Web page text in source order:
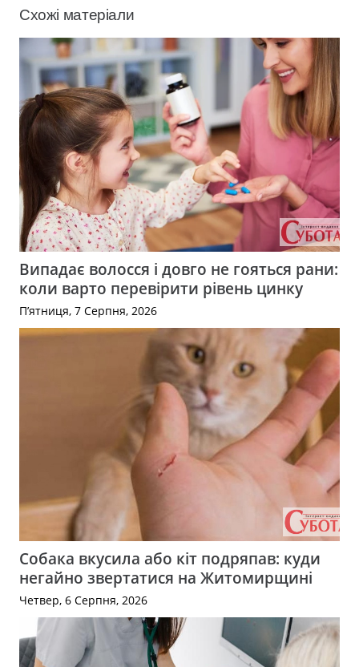
Схожі матеріали
Випадає волосся і довго не гояться рани:
коли варто перевірити рівень цинку
П’ятниця, 7 Серпня, 2026
Собака вкусила або кіт подряпав: куди
негайно звертатися на Житомирщині
Четвер, 6 Серпня, 2026